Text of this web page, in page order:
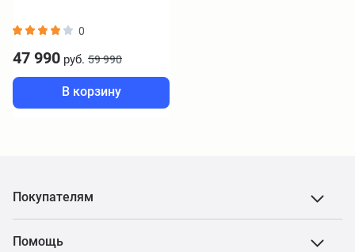
0
47 990 руб. 59 990
В корзину
Покупателям
Помощь